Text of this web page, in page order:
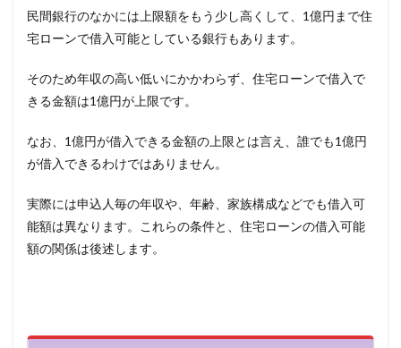
する
条件
用形
態に
る条
連帯
保証
人の
条件
件
民間銀行のなかには上限額をもう少し高くして、 1億円まで住
宅ローンで借入可能としている銀行もあります。
そのため年収の高い低いにかかわらず、住宅ローンで借入で
きる金額は1億円が上限です。
なお、1億円が借入できる金額の上限とは言え、誰でも1億円
が借入できるわけではありません。
実際には申込人毎の年収や、年齢、家族構成などでも借入可
能額は異なります。これらの条件と、住宅ローンの借入可能
額の関係は後述します。